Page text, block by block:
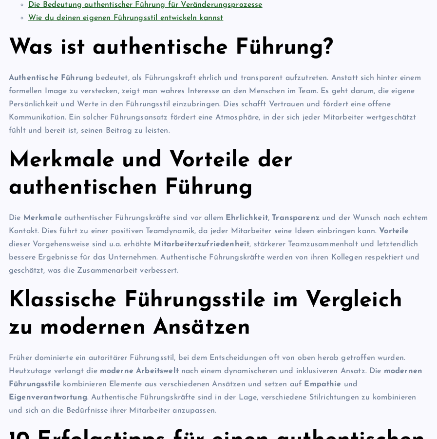
Die Bedeutung authentischer Führung für Veränderungsprozesse
Wie du deinen eigenen Führungsstil entwickeln kannst
Was ist authentische Führung?
Authentische Führung bedeutet, als Führungskraft ehrlich und transparent aufzutreten. Anstatt sich hinter einem
formellen Image zu verstecken, zeigt man wahres Interesse an den Menschen im Team. Es geht darum, die eigene
Persönlichkeit und Werte in den Führungsstil einzubringen. Dies schafft Vertrauen und fördert eine offene
Kommunikation. Ein solcher Führungsansatz fördert eine Atmosphäre, in der sich jeder Mitarbeiter wertgeschätzt
fühlt und bereit ist, seinen Beitrag zu leisten.
Merkmale und Vorteile der
authentischen Führung
Die Merkmaleauthentischer Führungskräfte sind vor allem Ehrlichkeit, Transparenzund der Wunsch nach echtem
Kontakt. Dies führt zu einer positiven Teamdynamik, da jeder Mitarbeiter seine Ideen einbringen kann. Vorteile
dieser Vorgehensweise sind u.a. erhöhte Mitarbeiterzufriedenheit, stärkerer Teamzusammenhalt und letztendlich
bessere Ergebnisse für das Unternehmen. Authentische Führungskräfte werden von ihren Kollegen respektiert und
geschätzt, was die Zusammenarbeit verbessert.
Klassische Führungsstile im Vergleich
zu modernen Ansätzen
Früher dominierte ein autoritärer Führungsstil, bei dem Entscheidungen oft von oben herab getroffen wurden.
Heutzutage verlangt die moderne Arbeitsweltnach einem dynamischeren und inklusiveren Ansatz. Die modernen
Führungsstile kombinieren Elemente aus verschiedenen Ansätzen und setzen auf Empathie und
Eigenverantwortung. Authentische Führungskräfte sind in der Lage, verschiedene Stilrichtungen zu kombinieren
und sich an die Bedürfnisse ihrer Mitarbeiter anzupassen.